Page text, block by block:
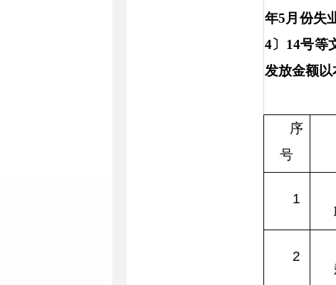
年5月份失
4〕14号等
发放金额
序
号
1
2